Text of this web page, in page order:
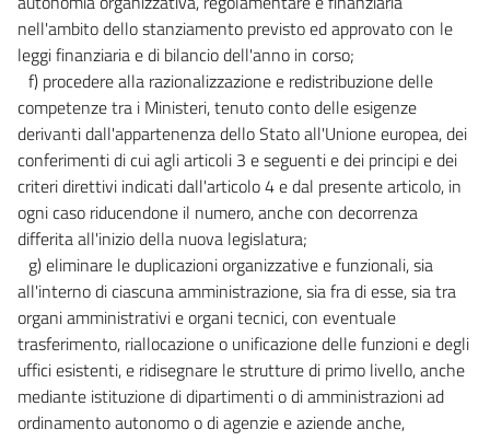
nell'ambito dello stanziamento previsto ed approvato con le
leggi finanziaria e di bilancio dell'anno in corso;
f) procedere alla razionalizzazione e redistribuzione delle
competenze tra i Ministeri, tenuto conto delle esigenze
derivanti dall'appartenenza dello Stato all'Unione europea, dei
conferimenti di cui agli articoli 3 e seguenti e dei principi e dei
criteri direttivi indicati dall'articolo 4 e dal presente articolo, in
ogni caso riducendone il numero, anche con decorrenza
differita all'inizio della nuova legislatura;
g) eliminare le duplicazioni organizzative e funzionali, sia
all'interno di ciascuna amministrazione, sia fra di esse, sia tra
organi amministrativi e organi tecnici, con eventuale
trasferimento, riallocazione o unificazione delle funzioni e degli
uffici esistenti, e ridisegnare le strutture di primo livello, anche
mediante istituzione di dipartimenti o di amministrazioni ad
ordinamento autonomo o di agenzie e aziende anche,